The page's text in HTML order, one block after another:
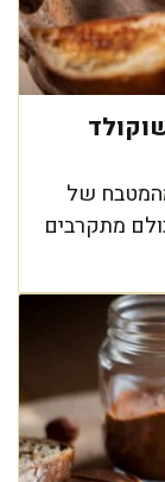
של
מתקרבים